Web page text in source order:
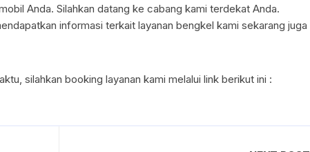
Anda. Silahkan datang ke cabang kami terdekat Anda.
informasi terkait layanan bengkel kami sekarang juga
silahkan booking layanan kami melalui link berikut ini :